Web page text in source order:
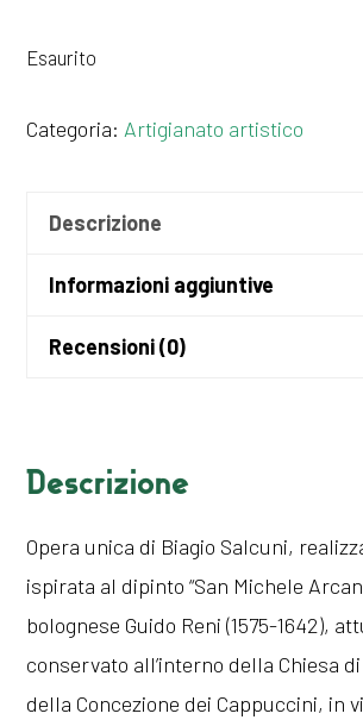
Esaurito
Categoria: Artigianato artistico
Descrizione
Informazioni aggiuntive
Recensioni (0)
Descrizione
Opera unica di Biagio Salcuni,
ispirata al dipinto “San Michele
bolognese Guido Reni (1575-1642),
conservato all’interno della Chiesa
della Concezione dei Cappuccini, in